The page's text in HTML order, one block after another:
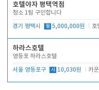
호텔야자 평택역점
청소 1팀 구인합니다
경기 평택시 월 5,000,000원
하라스호텔
영등포 하라스호텔
서울 영등포구 시 10,030원